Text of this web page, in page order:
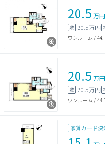
20.5 万円
敷 20.5万円
ワンルーム /
20.5 万円
敷 20.5万円
ワンルーム /
家賃カード決